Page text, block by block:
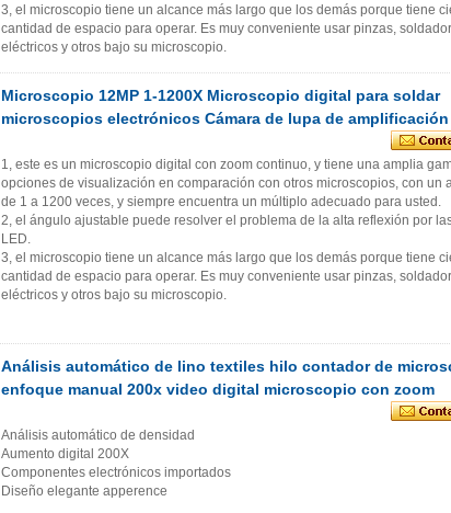
3, el microscopio tiene un alcance más largo que los demás porque tiene
cantidad de espacio para operar. Es muy conveniente usar pinzas,
eléctricos y otros bajo su microscopio.
Microscopio 12MP 1-1200X Microscopio digital para soldar
microscopios electrónicos Cámara de lupa de
1, este es un microscopio digital con zoom continuo, y tiene una amplia
opciones de visualización en comparación con otros microscopios, con un
de 1 a 1200 veces, y siempre encuentra un múltiplo adecuado para usted.
2, el ángulo ajustable puede resolver el problema de la alta reflexión por
LED.
3, el microscopio tiene un alcance más largo que los demás porque tiene
cantidad de espacio para operar. Es muy conveniente usar pinzas,
eléctricos y otros bajo su microscopio.
Análisis automático de lino textiles hilo contador de
enfoque manual 200x video digital microscopio con zoom
Análisis automático de densidad
Aumento digital 200X
Componentes electrónicos importados
Diseño elegante apperence